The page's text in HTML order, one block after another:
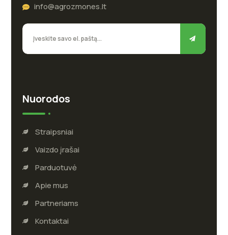
info@agrozmones.lt
Nuorodos
Straipsniai
Vaizdo įrašai
Parduotuvė
Apie mus
Partneriams
Kontaktai